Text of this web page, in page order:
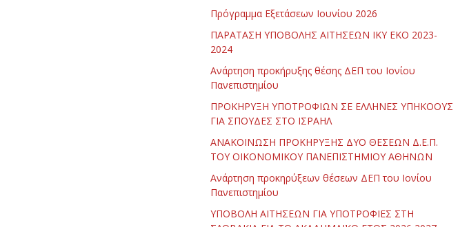
Πρόγραμμα Εξετάσεων Ιουνίου 2026
ΠΑΡΑΤΑΣΗ ΥΠΟΒΟΛΗΣ ΑΙΤΗΣΕΩΝ ΙΚΥ ΕΚΟ 2023-
2024
Ανάρτηση προκήρυξης θέσης ΔΕΠ του Ιονίου
Πανεπιστημίου
ΠΡΟΚΗΡΥΞΗ ΥΠΟΤΡΟΦΙΩΝ ΣΕ ΕΛΛΗΝΕΣ ΥΠΗΚΟΟΥΣ
ΓΙΑ ΣΠΟΥΔΕΣ ΣΤΟ ΙΣΡΑΗΛ
ΑΝΑΚΟΙΝΩΣΗ ΠΡΟΚΗΡΥΞΗΣ ΔΥΟ ΘΕΣΕΩΝ Δ.Ε.Π.
ΤΟΥ ΟΙΚΟΝΟΜΙΚΟΥ ΠΑΝΕΠΙΣΤΗΜΙΟΥ ΑΘΗΝΩΝ
Ανάρτηση προκηρύξεων θέσεων ΔΕΠ του Ιονίου
Πανεπιστημίου
ΥΠΟΒΟΛΗ ΑΙΤΗΣΕΩΝ ΓΙΑ ΥΠΟΤΡΟΦΙΕΣ ΣΤΗ